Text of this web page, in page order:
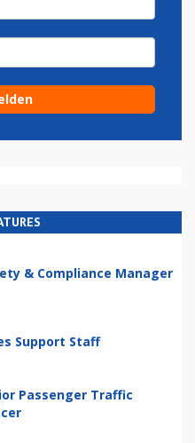
& Compliance Manager
Support Staff
Passenger Traffic